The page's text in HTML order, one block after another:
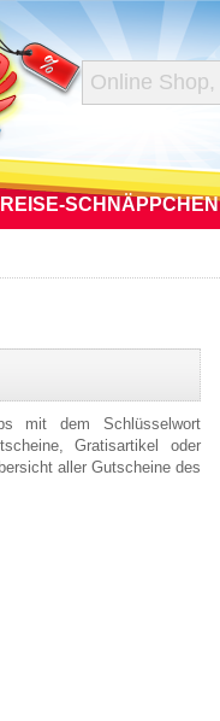
REISE-SCHNÄPPCHEN
mit dem Schlüsselwort
Gratisartikel oder
aller Gutscheine des